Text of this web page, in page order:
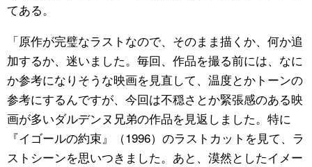
てある。
「原作が完璧なラストなので、そのまま描くか、何か追
加するか、迷いました。毎回、作品を撮る前には、なに
か参考になりそうな映画を見直して、温度とかトーンの
参考にするんですが、今回は不穏さとか緊張感のある映
画が多いダルデンヌ兄弟の作品を見返しました。特に
『イゴールの約束』（1996）のラストカットを見て、ラ
ストシーンを思いつきました。あと、漠然としたイメー